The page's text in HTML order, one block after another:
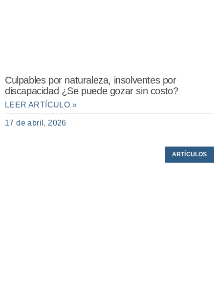
Culpables por naturaleza, insolventes por
discapacidad ¿Se puede gozar sin costo?
LEER ARTÍCULO »
17 de abril, 2026
ARTÍCULOS